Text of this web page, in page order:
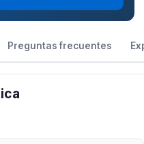
Preguntas frecuentes